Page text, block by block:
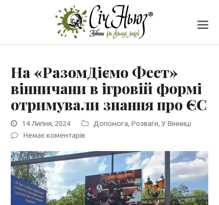
На «РазомДіємо Фест»
вінничани в ігровій формі
отримували знання про ЄС
14 Липня, 2024 Допомога, Розваги,У Вінниці
Немає коментарів